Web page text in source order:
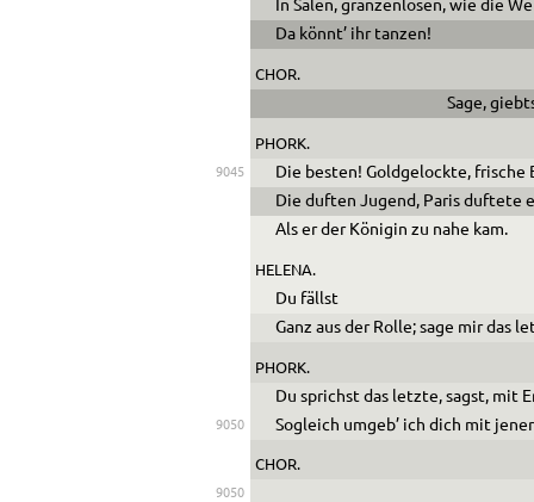
In Sälen, gränzenlosen, wie die
Da könnt’ ihr tanzen!
CHOR.
Sage,
PHORK.
9045
Die besten! Goldgelockte, frische
Die duften Jugend, Paris duftete
Als er der Königin zu nahe kam.
HELENA.
Du fällst
Ganz aus der Rolle; sage mir das
PHORK.
Du sprichst das letzte, sagst, mit
9050 Sogleich umgeb’ ich dich mit
CHOR.
9050